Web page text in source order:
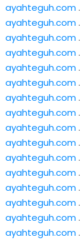
ayahteguh.com.
ayahteguh.com.
ayahteguh.com.
ayahteguh.com.
ayahteguh.com.
ayahteguh.com.
ayahteguh.com.
ayahteguh.com.
ayahteguh.com.
ayahteguh.com.
ayahteguh.com.
ayahteguh.com.
ayahteguh.com.
ayahteguh.com.
ayahteguh.com.
ayahteguh.com.